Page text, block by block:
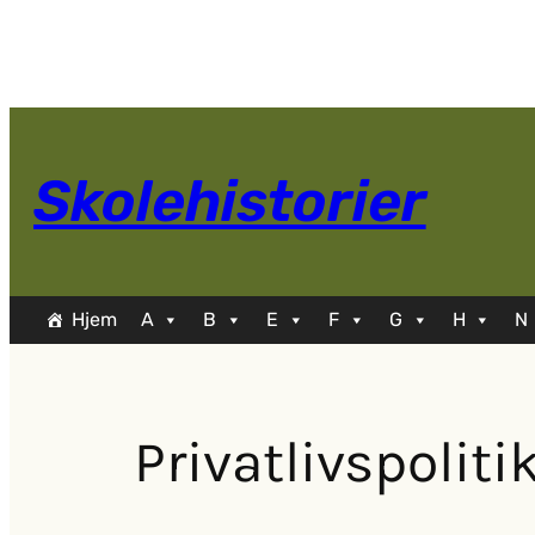
Skolehistorier
Hjem A B E F G H N